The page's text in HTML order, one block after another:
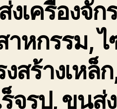
เครื่องจัก
หกรรม, ไ
สร้างเหล็
จรูป, ขนส่